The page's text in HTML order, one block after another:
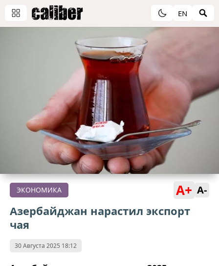
EN
ЭКОНОМИКА A+ A-
Азербайджан нарастил экспорт
чая
30 Августа 2025 18:12